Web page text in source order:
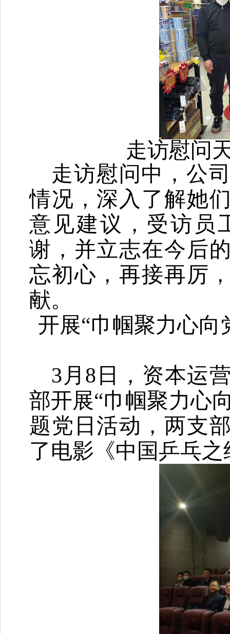
走访慰问
走访慰问中，公
情况，深入了解她
意见建议，受访员
谢，并立志在今后
忘初心，再接再厉
献。
开展“巾帼聚力心向
3月8日，资本运
部开展“巾帼聚力心
题党日活动，两支
了电影《中国乒乓